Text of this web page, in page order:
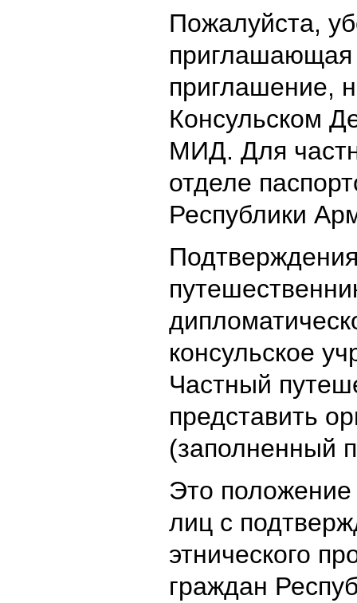
Пожалуйста,
приглашающая
приглашение,
Консульском
МИД. Для
отделе
Республики
консульское
Частный
представить
(заполненный
Это положение
лиц с
этнического
граждан